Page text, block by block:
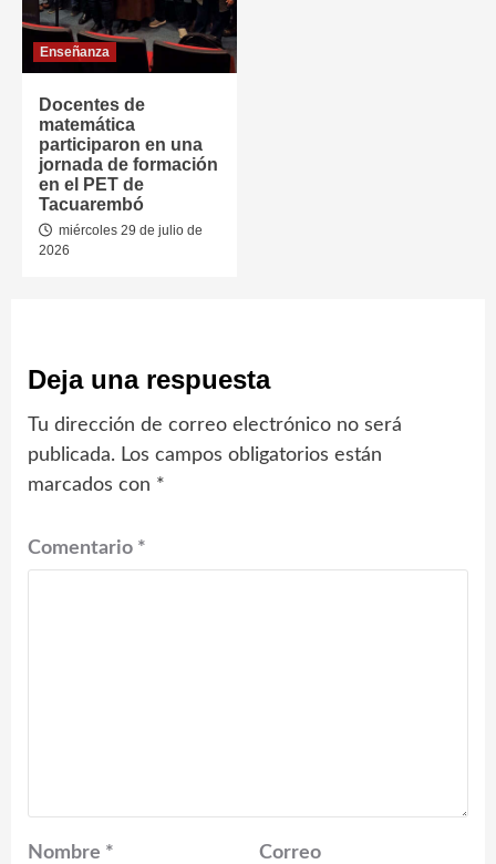
Enseñanza
Docentes de
matemática
participaron en una
jornada de formación
en el PET de
Tacuarembó
miércoles 29 de julio de
2026
Deja una respuesta
Tu dirección de correo electrónico no será
publicada. Los campos obligatorios están
marcados con *
Comentario *
Nombre *
Correo